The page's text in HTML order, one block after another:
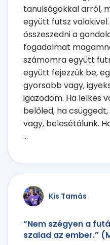
tanulságokkal arról,
együtt futsz
összeszedni a
fogadalmat
számomra együtt
együtt fejezzük be,
gyorsabb vagy,
igazodom. Ha lelkes
belőled, ha
vagy, belesétálunk.
...
Kis Tamás
“Nem szégyen a
szalad az ember.”